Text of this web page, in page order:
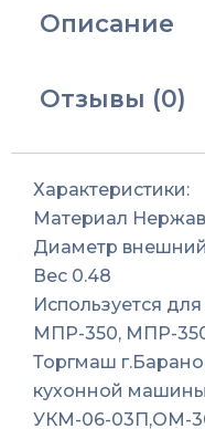
МПР-350М.11.00.00
для
МПР-350М,МПО-
Описание
Отзывы (0)
Характеристики:
Материал
Диаметр
Вес 0.48
Используется
МПР-350, МПР-
Торгмаш
кухонной
УКМ-06-03П,ОМ-